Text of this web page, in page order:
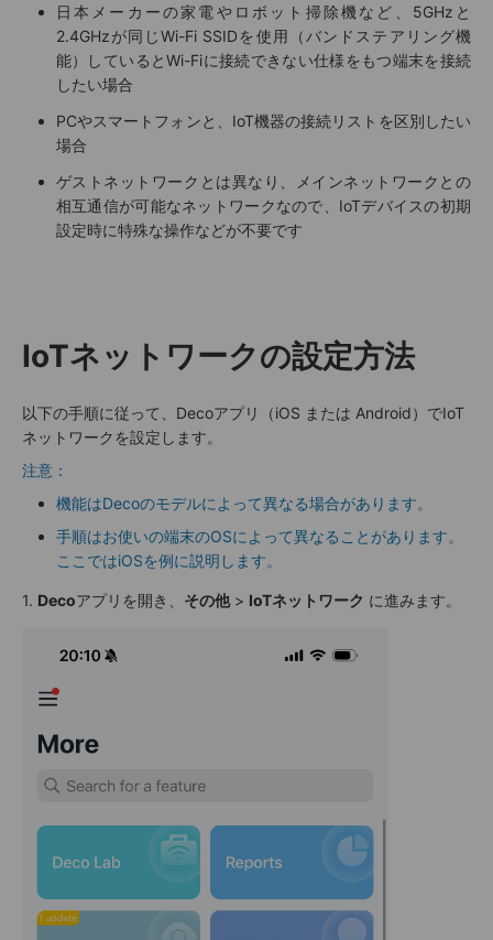
日本メーカーの家電やロボット掃除機など、5GHzと
2.4GHzが同じWi-Fi SSIDを使用（バンドステアリング機
能）しているとWi-Fiに接続できない仕様をもつ端末を接続
したい場合
PCやスマートフォンと、IoT機器の接続リストを区別したい
場合
ゲストネットワークとは異なり、メインネットワークとの
相互通信が可能なネットワークなので、IoTデバイスの初期
設定時に特殊な操作などが不要です
IoTネットワークの設定方法
以下の手順に従って、Decoアプリ（iOS または Android）でIoT
ネットワークを設定します。
注意：
機能はDecoのモデルによって異なる場合があります。
手順はお使いの端末のOSによって異なることがあります。
ここではiOSを例に説明します。
1. Decoアプリを開き、 その他> IoTネットワーク に進みます。